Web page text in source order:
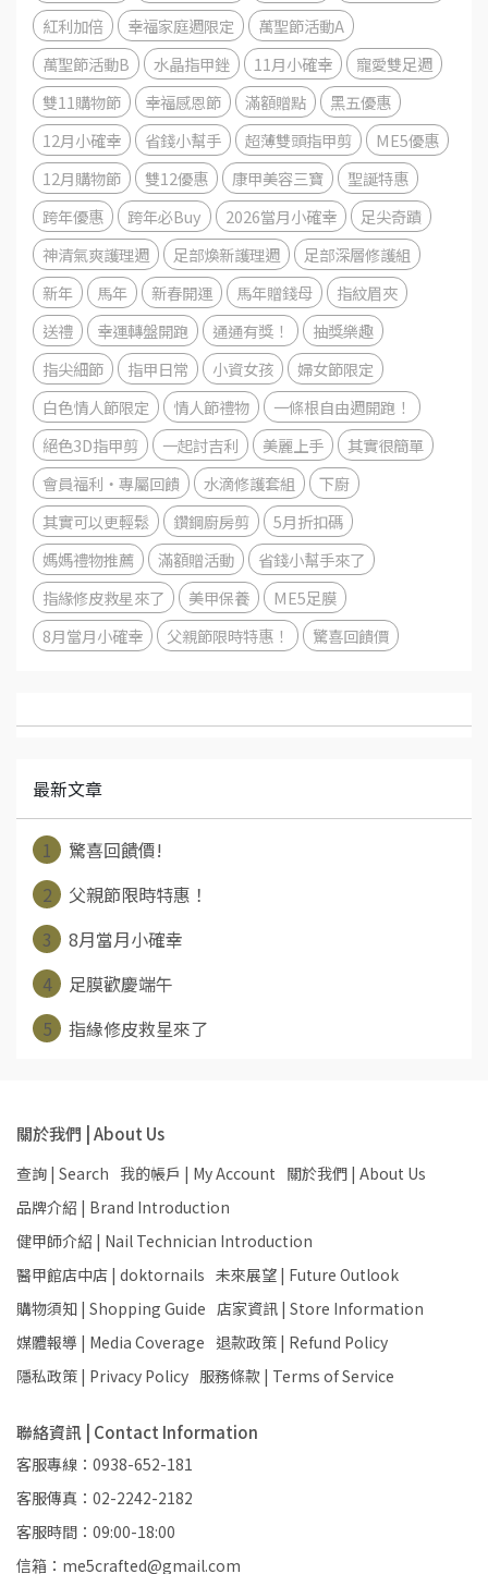
紅利加倍
幸福家庭週限定
萬聖節活動A
萬聖節活動B
水晶指甲銼 11月小確幸
寵愛雙足週
雙11購物節
幸福感恩節 滿額贈點
黑五優惠
12月小確幸
省錢小幫手 超薄雙頭指甲剪
ME5優惠
12月購物節
雙12優惠 康甲美容三寶
聖誕特惠
跨年優惠
跨年必Buy 2026當月小確幸
足尖奇蹟
神清氣爽護理週
足部煥新護理週
足部深層修護組
新年
馬年 新春開運 馬年贈錢母
指紋眉夾
送禮
幸運轉盤開跑 通通有獎！
抽獎樂趣
指尖細節
指甲日常 小資女孩
婦女節限定
白色情人節限定
情人節禮物
一條根自由週開跑！
絕色3D指甲剪
一起討吉利 美麗上手
其實很簡單
會員福利・專屬回饋
水滴修護套組
下廚
其實可以更輕鬆
鑽鋼廚房剪
5月折扣碼
媽媽禮物推薦
滿額贈活動
省錢小幫手來了
指緣修皮救星來了
美甲保養
ME5足膜
8月當月小確幸
父親節限時特惠！ 驚喜回饋價
最新文章
1
驚喜回饋價!
2
父親節限時特惠！
3
8月當月小確幸
4
足膜歡慶端午
5
指緣修皮救星來了
關於我們 | About Us
查詢 | Search 我的帳戶 | My Account 關於我們 | About Us
品牌介紹 | Brand Introduction
健甲師介紹 | Nail Technician Introduction
醫甲館店中店 | doktornails 未來展望 | Future Outlook
購物須知 | Shopping Guide 店家資訊 | Store Information
媒體報導 | Media Coverage 退款政策 | Refund Policy
隱私政策 | Privacy Policy 服務條款 | Terms of Service
聯絡資訊 | Contact Information
客服專線：0938-652-181
客服傳真：02-2242-2182
客服時間：09:00-18:00
信箱：me5crafted@gmail.com